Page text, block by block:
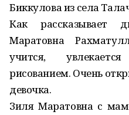
Биккулова из села
Как рассказывает
Маратовна
учится,
рисованием. Очень
девочка.
Зиля Маратовна с